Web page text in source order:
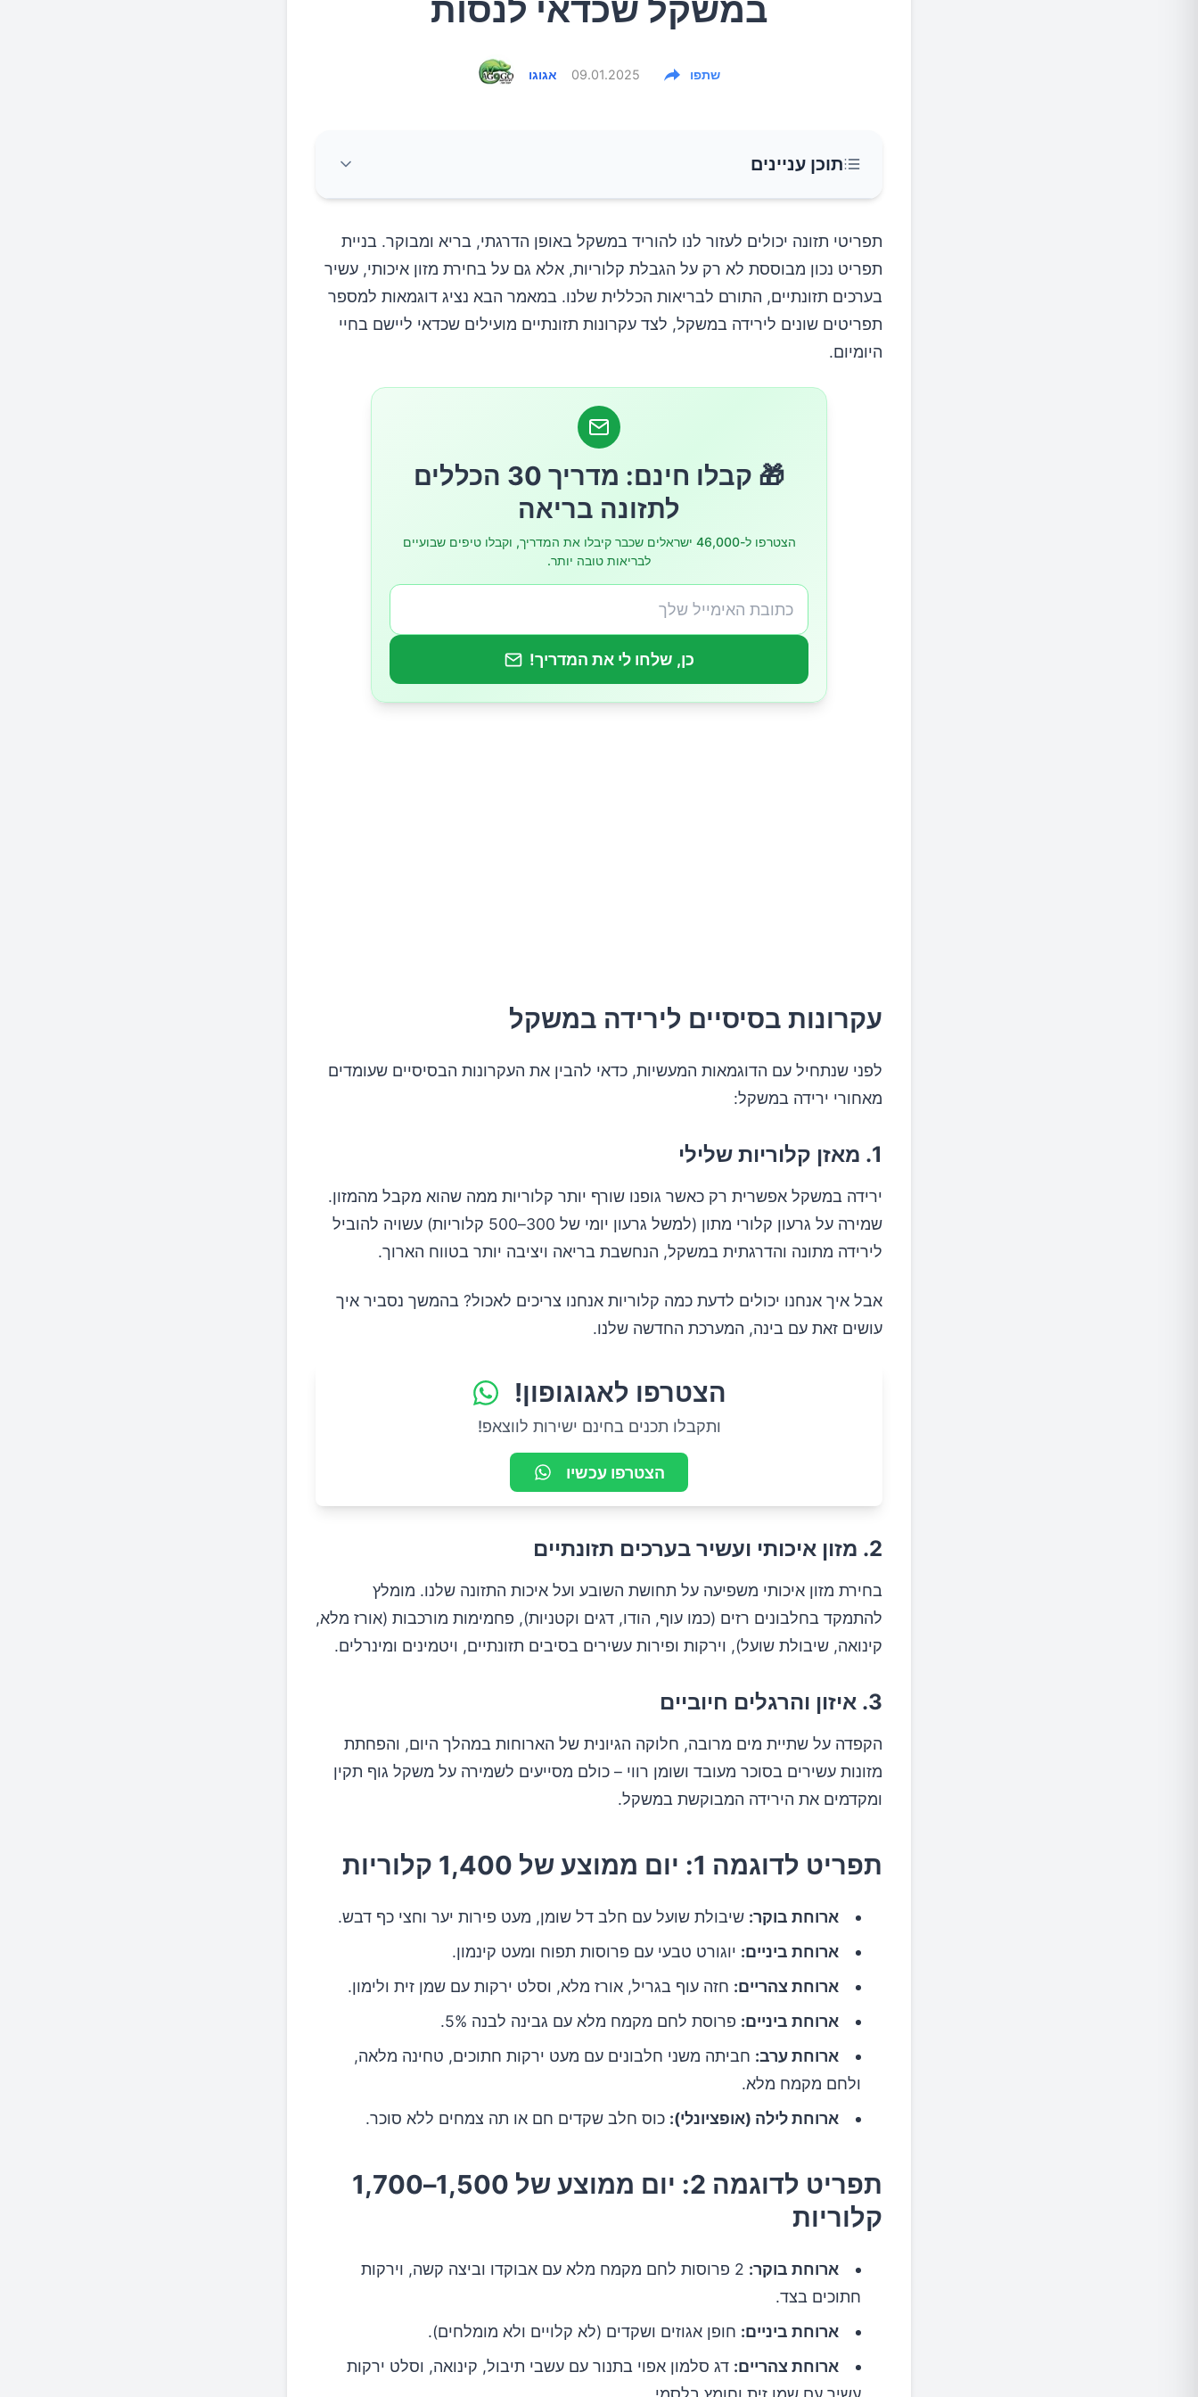
במשקל שכדאי לנסות
אגוגו 09.01.2025 שתפו
תוכן עניינים
עקרונות בסיסיים לירידה במשקל
2. מזון איכותי ועשיר בערכים תזונתיים
תפריט לדוגמה 2: יום ממוצע של 1,500–1,700 קלוריות
טיפים מעשיים ליישום ושמירה על המשקל
תפריטי תזונה יכולים לעזור לנו להוריד במשקל באופן הדרגתי, בריא ומבוקר. בניית
תפריט נכון מבוססת לא רק על הגבלת קלוריות, אלא גם על בחירת מזון איכותי, עשיר
בערכים תזונתיים, התורם לבריאות הכללית שלנו. במאמר הבא נציג דוגמאות למספר
תפריטים שונים לירידה במשקל, לצד עקרונות תזונתיים מועילים שכדאי ליישם בחיי
היומיום.
🎁 קבלו חינם: מדריך 30 הכללים
לתזונה בריאה
הצטרפו ל-46,000 ישראלים שכבר קיבלו את המדריך, וקבלו טיפים שבועיים
לבריאות טובה יותר.
כן, שלחו לי את המדריך!
עקרונות בסיסיים לירידה במשקל
לפני שנתחיל עם הדוגמאות המעשיות, כדאי להבין את העקרונות הבסיסיים שעומדים
מאחורי ירידה במשקל:
1. מאזן קלוריות שלילי
ירידה במשקל אפשרית רק כאשר גופנו שורף יותר קלוריות ממה שהוא מקבל מהמזון.
שמירה על גרעון קלורי מתון (למשל גרעון יומי של 300–500 קלוריות) עשויה להוביל
לירידה מתונה והדרגתית במשקל, הנחשבת בריאה ויציבה יותר בטווח הארוך.
אבל איך אנחנו יכולים לדעת כמה קלוריות אנחנו צריכים לאכול? בהמשך נסביר איך
עושים זאת עם בינה, המערכת החדשה שלנו.
הצטרפו לאגוגופון!
ותקבלו תכנים בחינם ישירות לווצאפ!
הצטרפו עכשיו
2. מזון איכותי ועשיר בערכים תזונתיים
בחירת מזון איכותי משפיעה על תחושת השובע ועל איכות התזונה שלנו. מומלץ
להתמקד בחלבונים רזים (כמו עוף, הודו, דגים וקטניות), פחמימות מורכבות (אורז מלא,
קינואה, שיבולת שועל), וירקות ופירות עשירים בסיבים תזונתיים, ויטמינים ומינרלים.
3. איזון והרגלים חיוביים
הקפדה על שתיית מים מרובה, חלוקה הגיונית של הארוחות במהלך היום, והפחתת
מזונות עשירים בסוכר מעובד ושומן רווי – כולם מסייעים לשמירה על משקל גוף תקין
ומקדמים את הירידה המבוקשת במשקל.
תפריט לדוגמה 1: יום ממוצע של 1,400 קלוריות
ארוחת בוקר: שיבולת שועל עם חלב דל שומן, מעט פירות יער וחצי כף דבש.
ארוחת ביניים: יוגורט טבעי עם פרוסות תפוח ומעט קינמון.
ארוחת צהריים: חזה עוף בגריל, אורז מלא, וסלט ירקות עם שמן זית ולימון.
ארוחת ביניים: פרוסת לחם מקמח מלא עם גבינה לבנה 5%.
ארוחת ערב: חביתה משני חלבונים עם מעט ירקות חתוכים, טחינה מלאה,
ולחם מקמח מלא.
ארוחת לילה (אופציונלי): כוס חלב שקדים חם או תה צמחים ללא סוכר.
תפריט לדוגמה 2: יום ממוצע של 1,500–1,700
קלוריות
ארוחת בוקר:
2 פרוסות לחם מקמח מלא עם אבוקדו וביצה קשה, וירקות
חתוכים בצד.
ארוחת ביניים: חופן אגוזים ושקדים (לא קלויים ולא מומלחים).
ארוחת צהריים: דג סלמון אפוי בתנור עם עשבי תיבול, קינואה, וסלט ירקות